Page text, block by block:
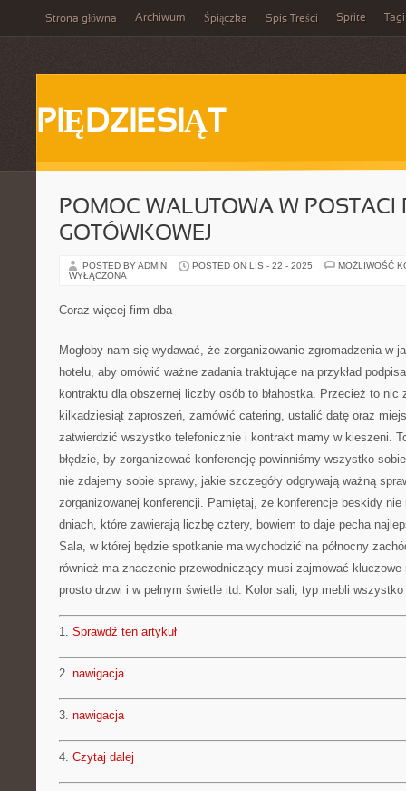
Strona główna Archiwum Śpiączka Spis Treści Sprite Tagi
PIĘDZIESIĄT
POMOC WALUTOWA W POSTACI
GOTÓWKOWEJ
POSTED BY ADMIN POSTED ON LIS - 22 - 2025
MOŻLIWOŚĆ
WYŁĄCZONA
Coraz więcej firm dba
Mogłoby nam się wydawać, że zorganizowanie zgromadzenia w
hotelu, aby omówić ważne zadania traktujące na przykład
kontraktu dla obszernej liczby osób to błahostka. Przecież to nic
kilkadziesiąt zaproszeń, zamówić catering, ustalić datę oraz
zatwierdzić wszystko telefonicznie i kontrakt mamy w kieszeni.
błędzie, by zorganizować konferencję powinniśmy wszystko
nie zdajemy sobie sprawy, jakie szczegóły odgrywają ważną
zorganizowanej konferencji. Pamiętaj, że konferencje beskidy
dniach, które zawierają liczbę cztery, bowiem to daje pecha
Sala, w której będzie spotkanie ma wychodzić na północny
również ma znaczenie przewodniczący musi zajmować kluczowe
prosto drzwi i w pełnym świetle itd. Kolor sali, typ mebli
1. Sprawdź ten artykuł
2. nawigacja
3. nawigacja
4. Czytaj dalej